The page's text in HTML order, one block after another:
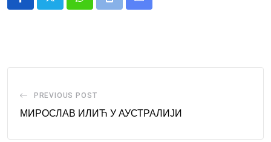
Whatsapp
Print
Share
PREVIOUS POST
МИРОСЛАВ ИЛИЋ У АУСТРАЛИЈИ